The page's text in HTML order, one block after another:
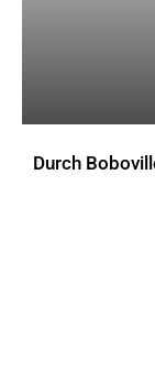
Durch